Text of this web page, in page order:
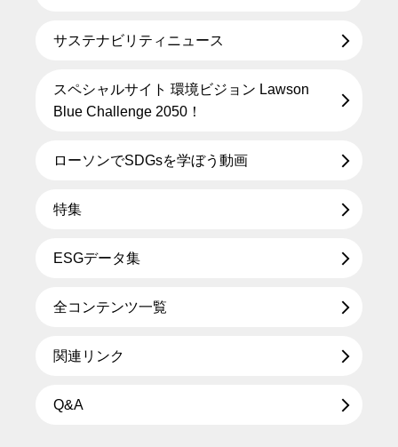
サステナビリティニュース
スペシャルサイト 環境ビジョン Lawson
Blue Challenge 2050！
ローソンでSDGsを学ぼう動画
特集
ESGデータ集
全コンテンツ一覧
関連リンク
Q&A